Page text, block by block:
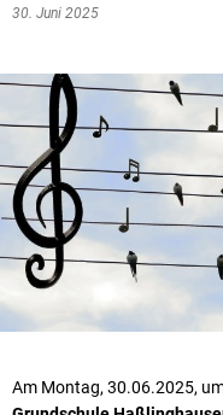
30. Juni 2025
Am Montag, 30.06.2025,